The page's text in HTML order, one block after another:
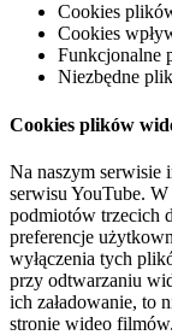
Cookies
Cookies
Funkcjonalne
Niezbędne
Cookies plików
Na naszym serwisie
serwisu YouTube.
podmiotów trzecich
preferencje
wyłączenia tych
przy odtwarzaniu
ich załadowanie, to
stronie wideo filmów.